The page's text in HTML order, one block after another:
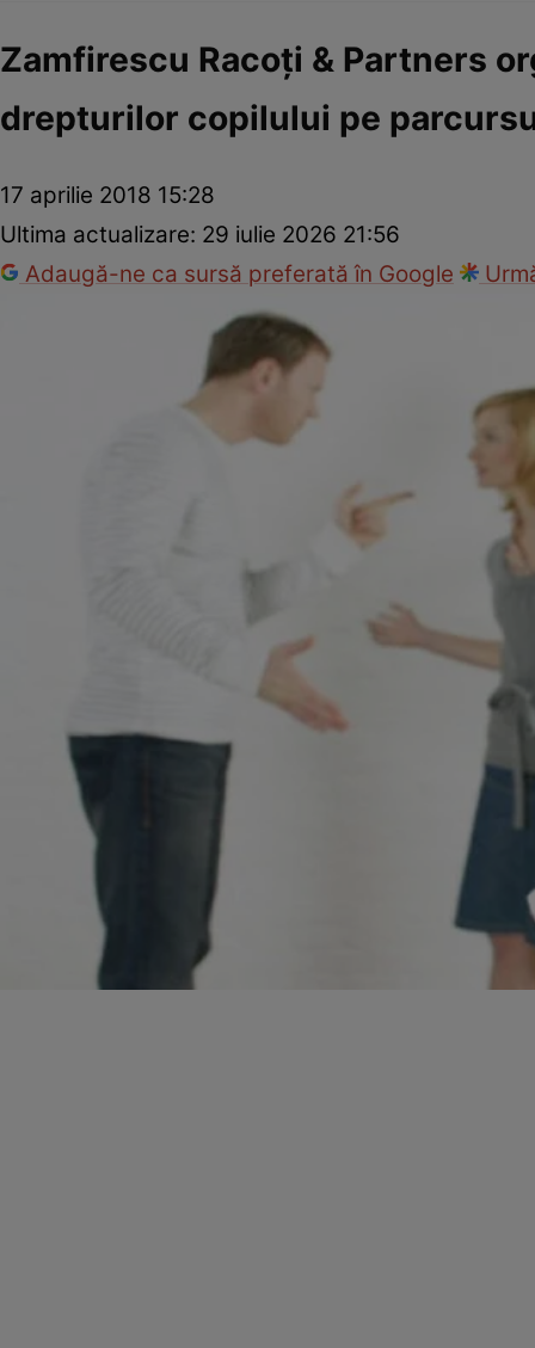
Zamfirescu Racoţi & Partners
drepturilor copilului pe
17 aprilie 2018 15:28
Ultima actualizare: 29 iulie 2026 21:56
Adaugă-ne ca sursă preferată în Google